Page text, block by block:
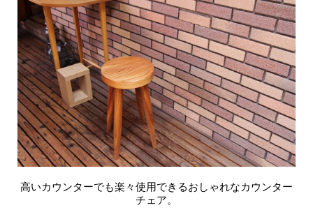
高いカウンターでも楽々使用できるおしゃれなカウンター
チェア。